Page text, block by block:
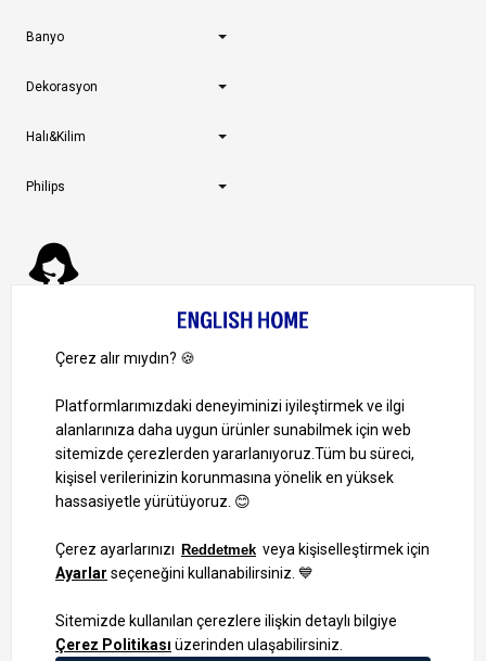
Banyo
Dekorasyon
Halı&Kilim
Philips
0 850 724 0 346
Cumartesi-Pazar: Kapalı
Bize Ulaşın
Bizi Takip Edin
1000 TL ve Üzeri Alışverişlerinizde Kargo Bedava!